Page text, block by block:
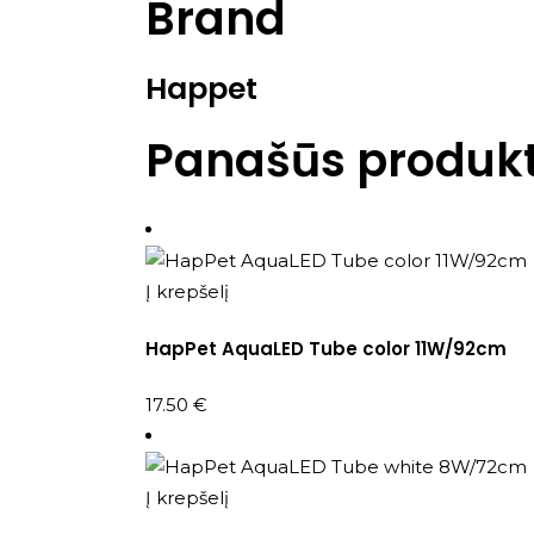
Brand
Happet
Panašūs
Į krepšelį
HapPet AquaLED Tube color 11W/92cm
17.50 €
Į krepšelį